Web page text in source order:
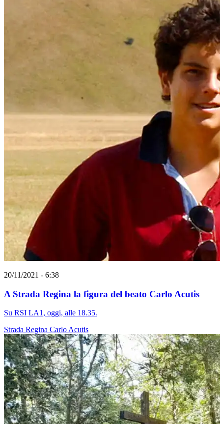
20/11/2021 - 6:38
A Strada Regina la figura del beato Carlo Acutis
Su RSI LA1, oggi, alle 18.35.
Strada Regina Carlo Acutis